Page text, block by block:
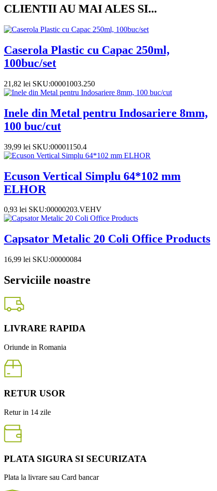
CLIENTII AU MAI ALES SI...
Caserola Plastic cu Capac 250ml,
100buc/set
21,82 lei SKU:00001003.250
Inele din Metal pentru Indosariere 8mm,
100 buc/cut
39,99 lei SKU:00001150.4
Ecuson Vertical Simplu 64*102 mm
ELHOR
0,93 lei SKU:00000203.VEHV
Capsator Metalic 20 Coli Office Products
16,99 lei SKU:00000084
Serviciile noastre
LIVRARE RAPIDA
Oriunde in Romania
RETUR USOR
Retur in 14 zile
PLATA SIGURA SI SECURIZATA
Plata la livrare sau Card bancar